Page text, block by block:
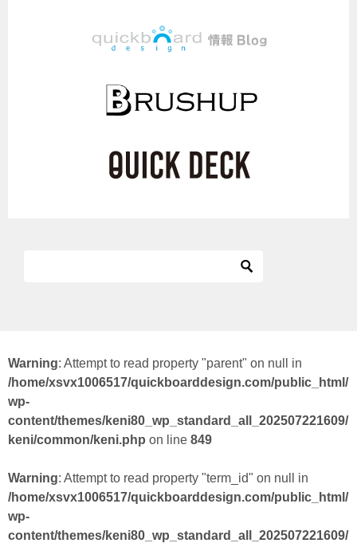
Warning: Attempt to read property "parent" on null in
/home/xsvx1006517/quickboarddesign.com/public_html/
wp-
content/themes/keni80_wp_standard_all_202507221609/
keni/common/keni.php on line 849
Warning: Attempt to read property "term_id" on null in
/home/xsvx1006517/quickboarddesign.com/public_html/
wp-
content/themes/keni80_wp_standard_all_202507221609/